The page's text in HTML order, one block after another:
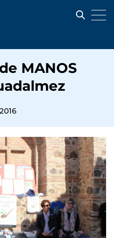
MANOS